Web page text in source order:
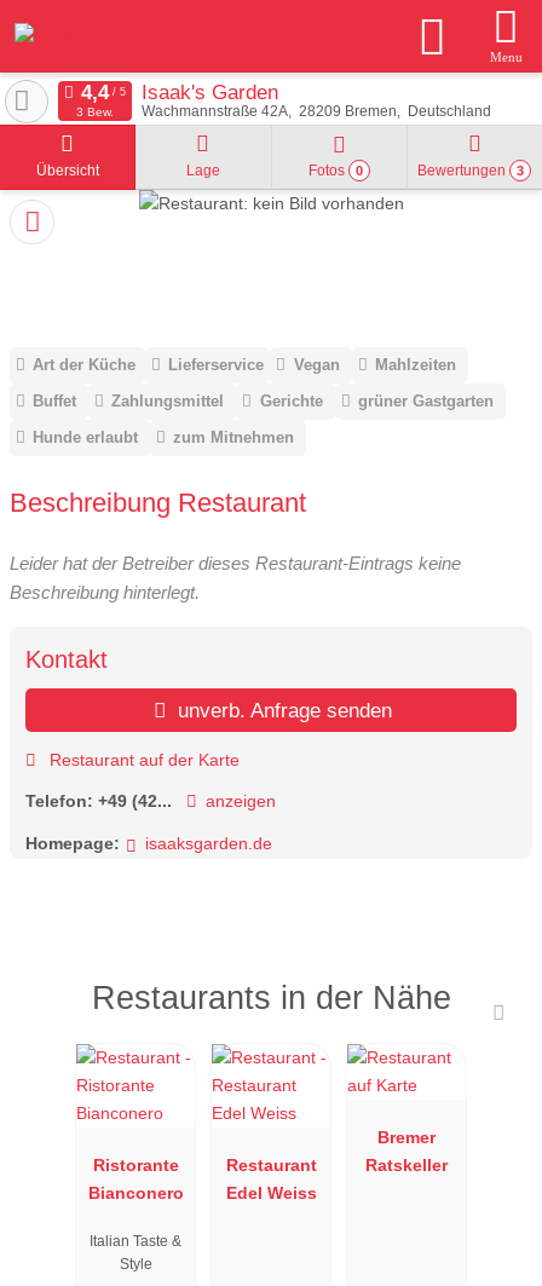
Menu
Isaak's Garden
Wachmannstraße 42A 28209 Bremen Deutschland
3 Bew.
Übersicht Lage Fotos 0 Bewertungen 3
Art der Küche Lieferservice Vegan
Mahlzeiten
Buffet
Zahlungsmittel Gerichte
grüner Gastgarten
Hunde erlaubt
zum Mitnehmen
Beschreibung Restaurant
Leider hat der Betreiber dieses Restaurant-Eintrags keine
Beschreibung hinterlegt.
Kontakt
unverb. Anfrage senden
Restaurant auf der Karte
Telefon: +49 (42... anzeigen
Homepage: isaaksgarden.de
Restaurants in der Nähe
Ristorante
Bianconero
Italian Taste &
Style
Restaurant
Edel Weiss
Bremer
Ratskeller